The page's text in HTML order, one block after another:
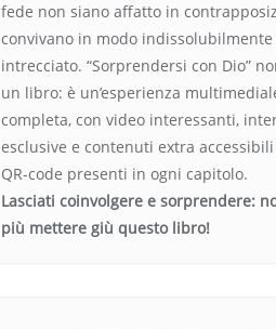
fede non siano affatto in
convivano in modo indissolubilmente
intrecciato. “Sorprendersi con Dio”
un libro: è un’esperienza
completa, con video interessanti,
esclusive e contenuti extra
QR-code presenti in ogni capitolo.
Lasciati coinvolgere e sorprendere:
più mettere giù questo libro!